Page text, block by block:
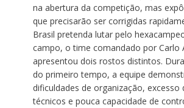
na abertura da competição, mas
que precisarão ser corrigidas
Brasil pretenda lutar pelo
campo, o time comandado por Carlo
apresentou dois rostos distintos.
do primeiro tempo, a equipe
dificuldades de organização, excesso
técnicos e pouca capacidade de